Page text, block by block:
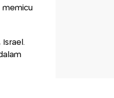
memicu